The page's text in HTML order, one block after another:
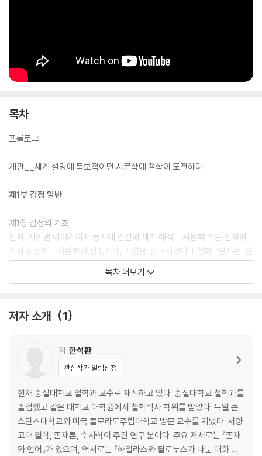
목차
프롤로그
개관__세계 설명에 독보적이던 시문학에 철학이 도전하다
제1부 감정 일반
제1장 감정의 기초
신화, 지어낸 이야기이자 동시에 인간의 세계 해석｜시문학 혹은 신화의
시적 형상화｜시문학의 전성시대, 시인은 곧 교사였다｜철학, ‘잘사는’ 길
을 묻다｜철학의 처방, 감정의 배제｜아리스토텔레스, 감정의 자리를 찾
변증법적’ 정의와 개별화의 지표｜지향대상의 표상적 구성｜분노의 예시
제3장 판단 외적 요인
감정의 인지성｜‘함수관계’의 여집합｜성격의 물음은 욕구의 물음으로 이
어진다
제4장 감정의 층위
이성과 감정의 관계는 일방통행이 아니다｜감정과 욕망은 가를 수 있기나
한 것인가｜지각능력만 있는 동물도 느끼는 감정
목차 더보기
저자 소개 1
저 한석환
관심작가 알림신청
현재 숭실대학교 철학과 교수로 재직하고 있다. 숭실대학교 철학과를
졸업했고 같은 대학교 대학원에서 철학박사 학위를 받았다. 독일 콘
스탄츠대학교와 미국 콜로라도주립대학교 방문 교수를 지냈다. 서양
고대 철학, 존재론, 수사학이 주된 연구 분야다. 주요 저서로는 『존재
와 언어』가 있으며, 역서로는 『하일라스와 필로누스가 나눈 대화 세